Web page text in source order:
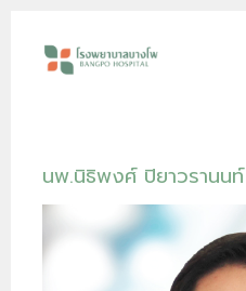
contentพยาบาล
Good
Health
นพ.นิธิพงศ์ ปิยาวรานนท์